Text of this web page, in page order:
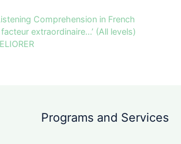
Comprehension in French
extraordinaire…’ (All levels)
Programs and Services